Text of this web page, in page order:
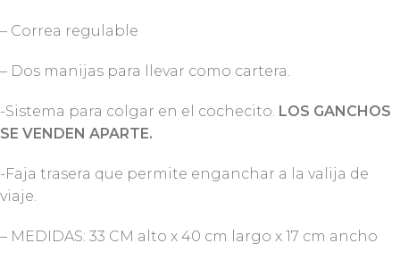
– Correa regulable
– Dos manijas para llevar como cartera.
-Sistema para colgar en el cochecito. LOS GANCHOS
SE VENDEN APARTE.
-Faja trasera que permite enganchar a la valija de
viaje.
– MEDIDAS: 33 CM alto x 40 cm largo x 17 cm ancho